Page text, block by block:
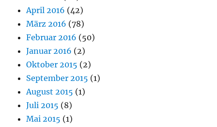
April 2016 (42)
März 2016 (78)
Februar 2016 (50)
Januar 2016 (2)
Oktober 2015 (2)
September 2015 (1)
August 2015 (1)
Juli 2015 (8)
Mai 2015 (1)